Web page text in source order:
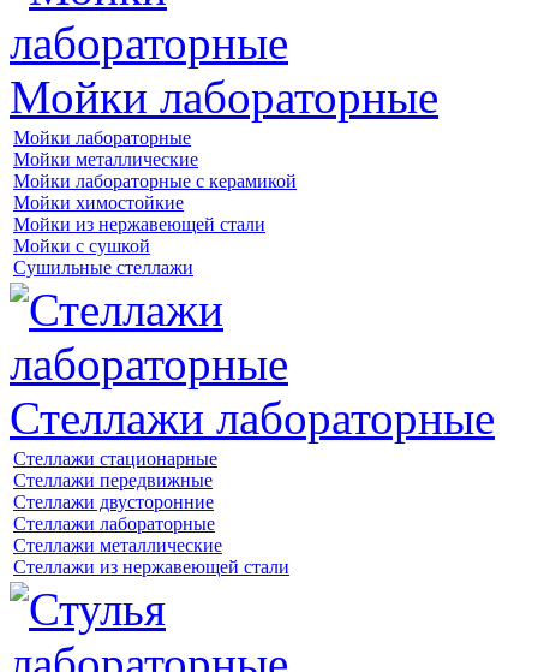
Мойки лабораторные
Мойки лабораторные
Мойки металлические
Мойки лабораторные с керамикой
Мойки химостойкие
Мойки из нержавеющей стали
Мойки с сушкой
Сушильные стеллажи
Стеллажи лабораторные
Стеллажи стационарные
Стеллажи передвижные
Стеллажи двусторонние
Стеллажи лабораторные
Стеллажи металлические
Стеллажи из нержавеющей стали